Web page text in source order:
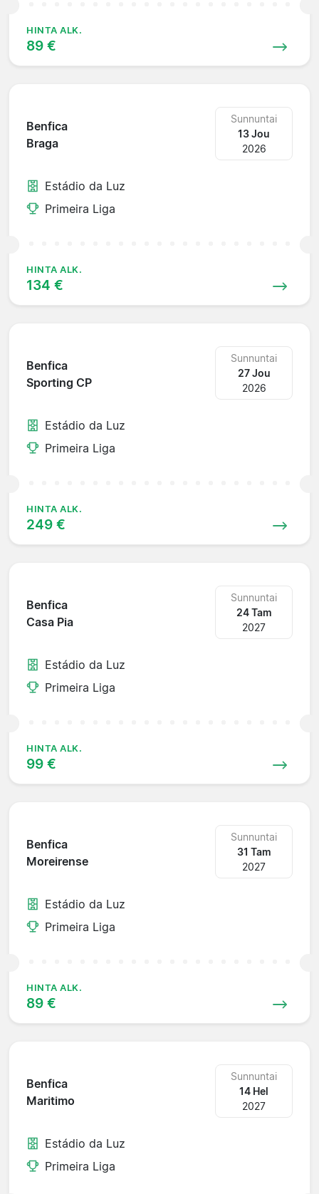
HINTA ALK.
89 €
Benfica
Braga
Sunnuntai
13 Jou
2026
Estádio da Luz
Primeira Liga
HINTA ALK.
134 €
Benfica
Sporting CP
Sunnuntai
27 Jou
2026
Estádio da Luz
Primeira Liga
HINTA ALK.
249 €
Benfica
Casa Pia
Sunnuntai
24 Tam
2027
Estádio da Luz
Primeira Liga
HINTA ALK.
99 €
Benfica
Moreirense
Sunnuntai
31 Tam
2027
Estádio da Luz
Primeira Liga
HINTA ALK.
89 €
Benfica
Maritimo
Sunnuntai
14 Hel
2027
Estádio da Luz
Primeira Liga